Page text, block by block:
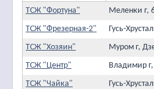
ТСЖ "Фортуна"
Меленки г,
ТСЖ "Фрезерная-2"
Гусь-
ТСЖ "Хозяин"
Муром г,
ТСЖ "Центр"
Владимир
ТСЖ "Чайка"
Гусь-